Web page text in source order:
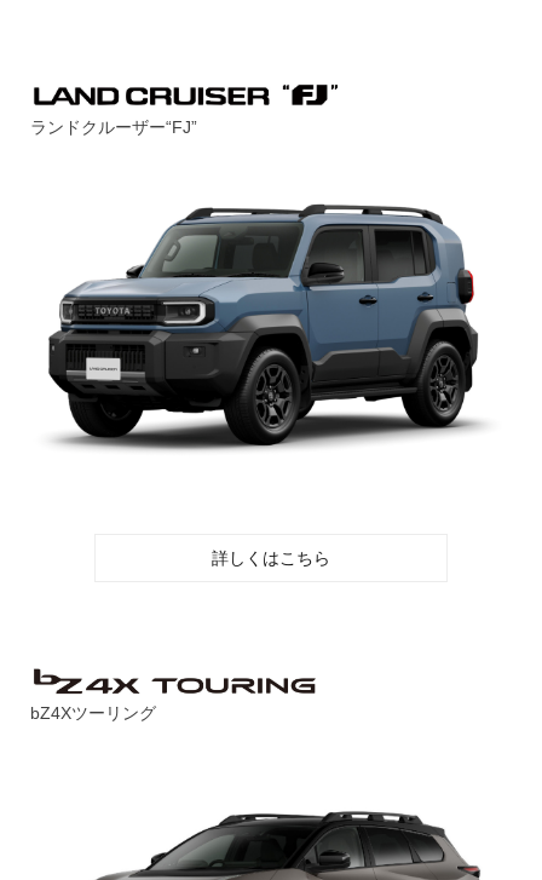
ランドクルーザー“FJ”
詳しくはこちら
bZ4Xツーリング